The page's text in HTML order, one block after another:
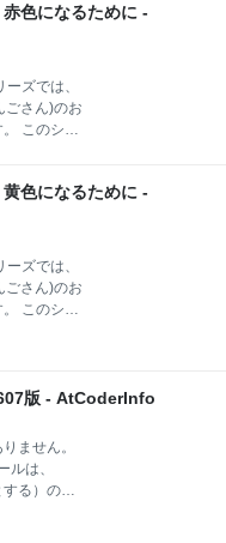
容を扱う
って主観
変更され
で折り畳
説記事執筆
色になるために -
ズでは、
さん)のお
このシリ
黄/橙向けで
を大きく2
礎力を身
の例題の
のです。例
その解法
中に新た
色になるために -
ズでは、
さん)のお
このシリ
に適用で
で一例と
く正確に
の基礎が
てといっ
グはレベ
技に近づ
で、競プ
版 - AtCoderInfo
ません。
ルは、
る）のコ